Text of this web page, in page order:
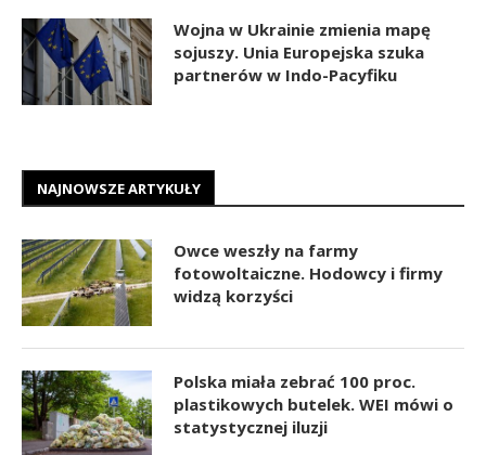
Wojna w Ukrainie zmienia mapę
sojuszy. Unia Europejska szuka
partnerów w Indo-Pacyfiku
NAJNOWSZE ARTYKUŁY
Owce weszły na farmy
fotowoltaiczne. Hodowcy i firmy
widzą korzyści
Polska miała zebrać 100 proc.
plastikowych butelek. WEI mówi o
statystycznej iluzji